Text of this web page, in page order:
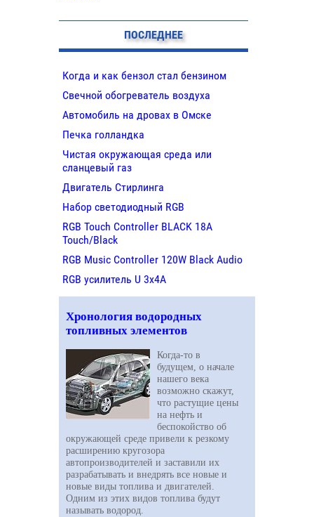
ПОСЛЕДНЕЕ
Когда и как бензол стал бензином
Свечной обогреватель воздуха
Автомобиль на дровах в Омске
Печка голландка
Чистая окружающая среда или
сланцевый газ
Двигатель Стирлинга
Набор светодиодный RGB
RGB Touch Controller BLACK 18A
Touch/Black
RGB Music Controller 120W Black Audio
RGB усилитель U 3х4A
Хронология водородных
топливных элементов
Когда-то в
будущем, о начале
нашего века
возможно скажут,
что растущие цены
на нефть и
беспокойство об
окружающей среде привели к резкому
расширению кругозора
автопроизводителей и заставили их
разрабатывать и внедрять все новые и
новые виды топлива и двигателей.
Одним из этих видов топлива будут
называть водород.